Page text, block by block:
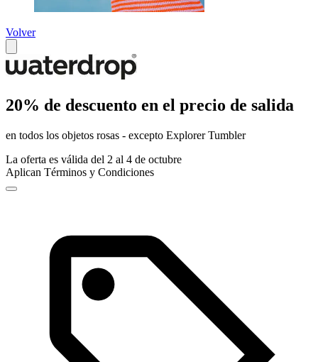
Volver
20% de descuento en el precio de salida
en todos los objetos rosas - excepto Explorer Tumbler
La oferta es válida del 2 al 4 de octubre
Aplican Términos y Condiciones